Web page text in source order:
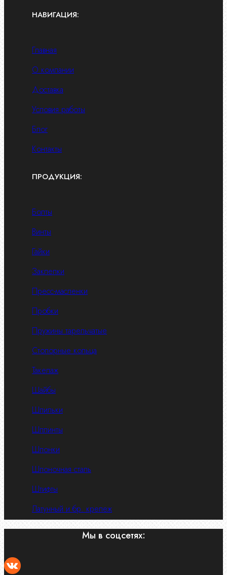
НАВИГАЦИЯ:
Главная
О компании
Доставка
Условия работы
Блог
Контакты
ПРОДУКЦИЯ:
Болты
Винты
Гайки
Заклепки
Пресс-масленки
Пробки
Пружины тарельчатые
Стопорные кольца
Такелаж
Шайбы
Шпильки
Шплинты
Шпонки
Шпоночная сталь
Штифты
Латунный и бр. крепеж
Мы в соцсетях: